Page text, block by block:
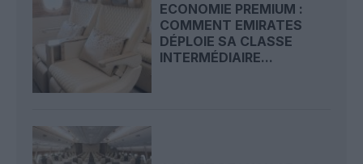
ECONOMIE PREMIUM :
COMMENT EMIRATES
DÉPLOIE SA CLASSE
INTERMÉDIAIRE...